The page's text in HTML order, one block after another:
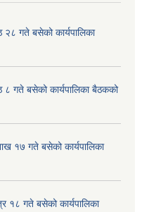
२८ गते बसेको कार्यपालिका
८ गते बसेको कार्यपालिका बैठकको
१७ गते बसेको कार्यपालिका
१८ गते बसेको कार्यपालिका